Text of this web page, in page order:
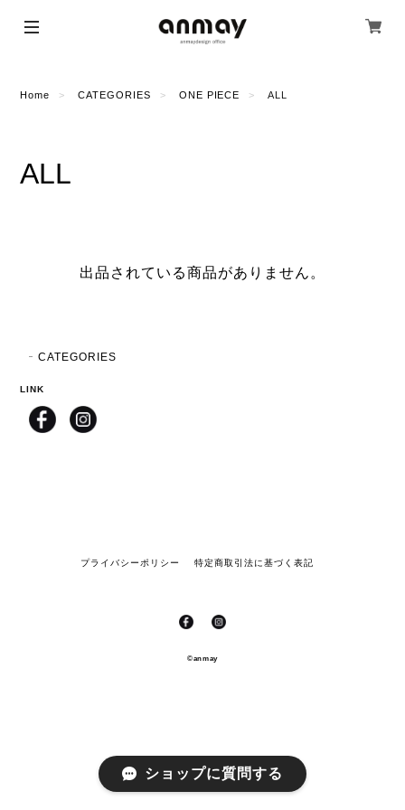
Home CATEGORIES ONE PIECE ALL
ALL
出品されている商品がありません。
CATEGORIES
LINK
プライバシーポリシー 特定商取引法に基づく表記
©anmay
ショップに質問する